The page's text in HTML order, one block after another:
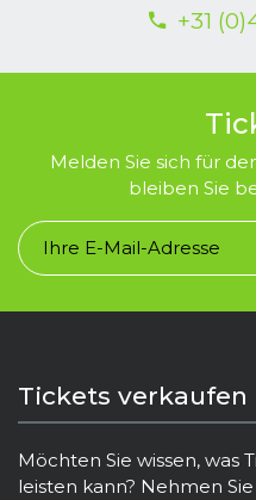
+31
Melden Sie sich für
bleiben Sie
Tickets
Möchten Sie wissen, was
leisten kann? Nehmen